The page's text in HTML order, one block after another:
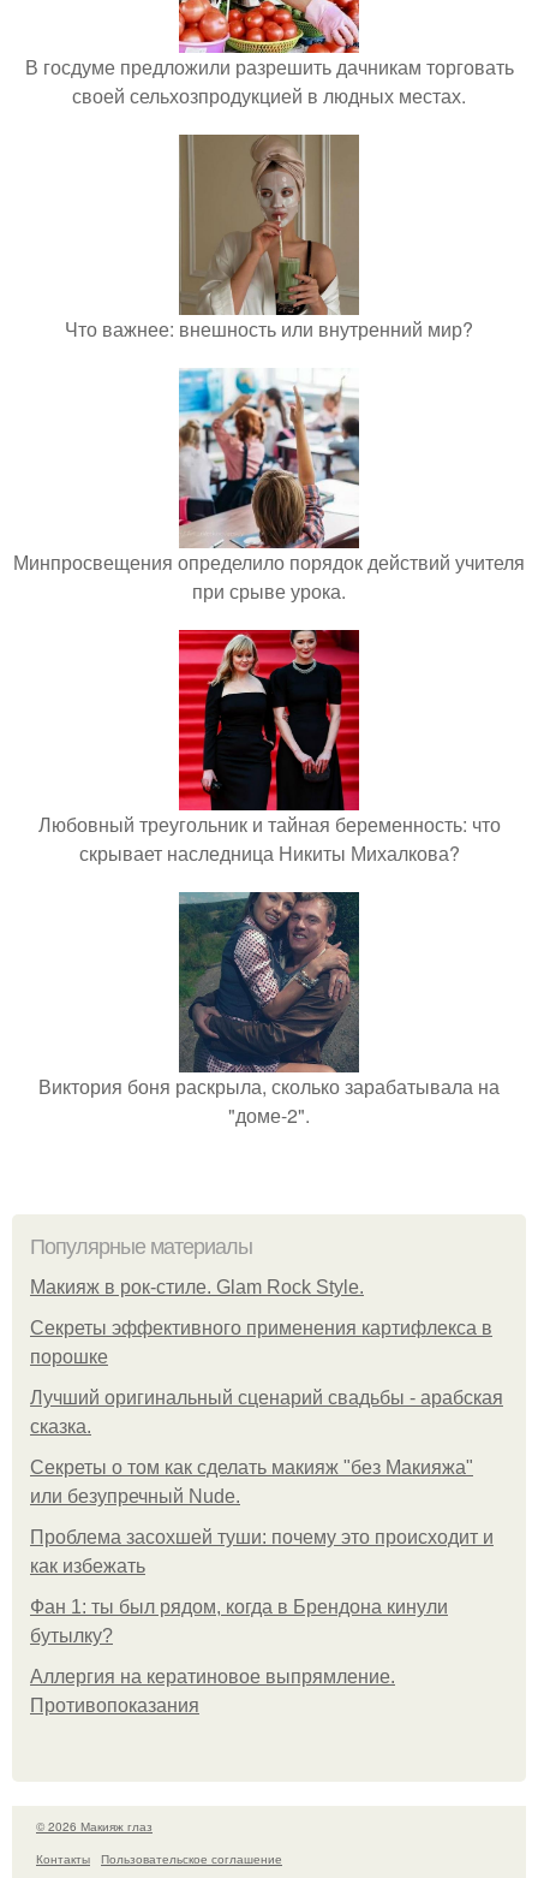
В госдуме предложили разрешить дачникам торговать
своей сельхозпродукцией в людных местах.
Что важнее: внешность или внутренний мир?
Минпросвещения определило порядок действий учителя
при срыве урока.
Любовный треугольник и тайная беременность: что
скрывает наследница Никиты Михалкова?
Виктория боня раскрыла, сколько зарабатывала на
"доме-2".
Популярные материалы
Макияж в рок-стиле. Glam Rock Style.
Секреты эффективного применения картифлекса в
порошке
Лучший оригинальный сценарий свадьбы - арабская
сказка.
Секреты о том как сделать макияж "без Макияжа"
или безупречный Nude.
Проблема засохшей туши: почему это происходит и
как избежать
Фан 1: ты был рядом, когда в Брендона кинули
бутылку?
Аллергия на кератиновое выпрямление.
Противопоказания
© 2026 Макияж глаз
Контакты
Пользовательское соглашение